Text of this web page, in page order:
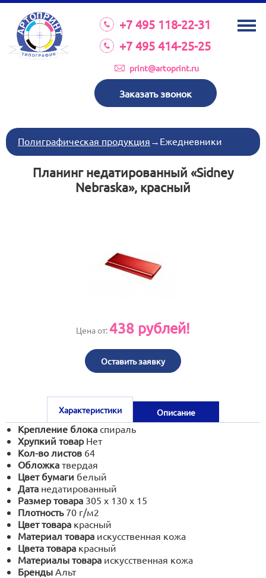
+7 495 118-22-31
+7 495 414-25-25
print@artoprint.ru
Заказать звонок
О КОМПАНИИ
УСЛУГИ
КАТАЛОГ
ТРЕБОВАНИЯ К МАКЕТАМ
НОВОСТИ
ИНВЕСТИЦИИ
КОНТАКТЫ
пн-пт 8:30 17:00
Полиграфическая продукция → Ежедневники
Планинг недатированный «Sidney
Nebraska», красный
Цена от: 438 рублей!
Оставить заявку
Характеристики Описание
Крепление блока спираль
Хрупкий товар Нет
Кол-во листов 64
Обложка твердая
Цвет бумаги белый
Дата недатированный
Размер товара 305 х 130 х 15
Плотность 70 г/м2
Цвет товара красный
Материал товара искусственная кожа
Цвета товара красный
Материалы товара искусственная кожа
Бренды Альт